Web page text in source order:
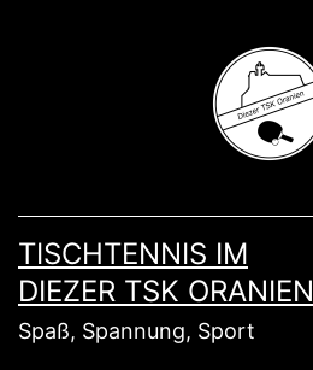
TISCHTENNIS IM
DIEZER TSK ORANIEN
Spaß, Spannung, Sport